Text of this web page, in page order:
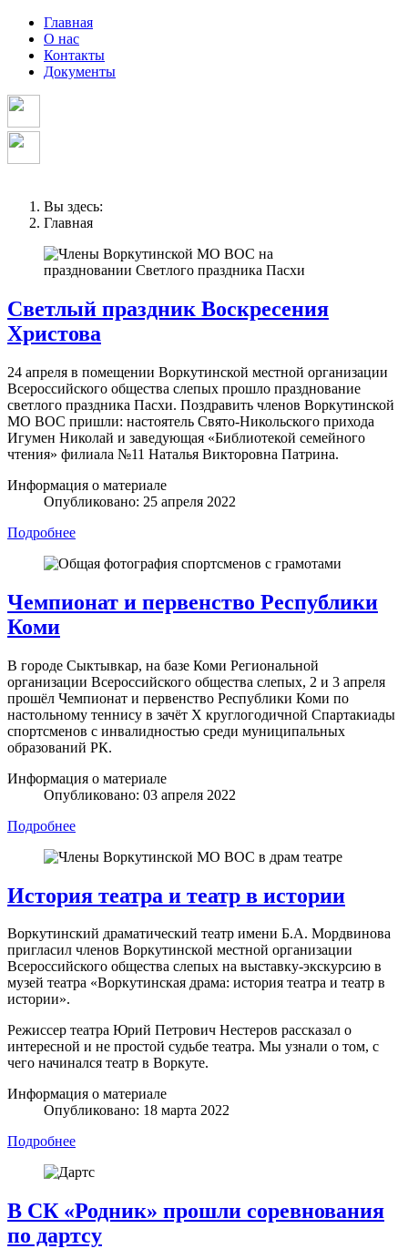
Главная
О нас
Контакты
Документы
Вы здесь:
Главная
Светлый праздник Воскресения
Христова
24 апреля в помещении Воркутинской местной организации
Всероссийского общества слепых прошло празднование
светлого праздника Пасхи. Поздравить членов Воркутинской
МО ВОС пришли: настоятель Свято-Никольского прихода
Игумен Николай и заведующая «Библиотекой семейного
чтения» филиала №11 Наталья Викторовна Патрина.
Информация о материале
Опубликовано: 25 апреля 2022
Подробнее
Чемпионат и первенство Республики
Коми
В городе Сыктывкар, на базе Коми Региональной
организации Всероссийского общества слепых, 2 и 3 апреля
прошёл Чемпионат и первенство Республики Коми по
настольному теннису в зачёт X круглогодичной Спартакиады
спортсменов с инвалидностью среди муниципальных
образований РК.
Информация о материале
Опубликовано: 03 апреля 2022
Подробнее
История театра и театр в истории
Воркутинский драматический театр имени Б.А. Мордвинова
пригласил членов Воркутинской местной организации
Всероссийского общества слепых на выставку-экскурсию в
музей театра «Воркутинская драма: история театра и театр в
истории».
Режиссер театра Юрий Петрович Нестеров рассказал о
интересной и не простой судьбе театра. Мы узнали о том, с
чего начинался театр в Воркуте.
Информация о материале
Опубликовано: 18 марта 2022
Подробнее
В СК «Родник» прошли соревнования
по дартсу